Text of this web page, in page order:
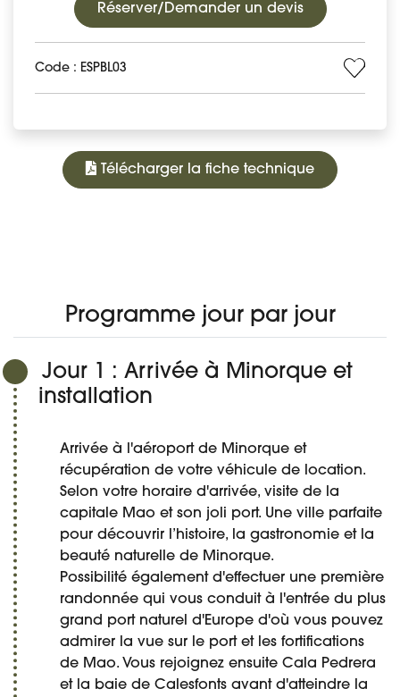
Réserver/Demander un devis
Code : ESPBL03
Télécharger la fiche technique
Programme jour par jour
Jour 1 : Arrivée à Minorque et
installation
Arrivée à l'aéroport de Minorque et
récupération de votre véhicule de location.
Selon votre horaire d'arrivée, visite de la
capitale Mao et son joli port. Une ville parfaite
pour découvrir l’histoire, la gastronomie et la
beauté naturelle de Minorque.
Possibilité également d'effectuer une première
randonnée qui vous conduit à l'entrée du plus
grand port naturel d'Europe d'où vous pouvez
admirer la vue sur le port et les fortifications
de Mao. Vous rejoignez ensuite Cala Pedrera
et la baie de Calesfonts avant d'atteindre la